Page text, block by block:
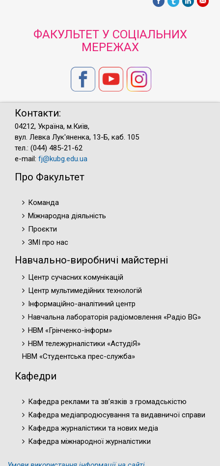
ФАКУЛЬТЕТ У СОЦІАЛЬНИХ
МЕРЕЖАХ
Контакти:
04212, Україна, м.Київ,
вул. Левка Лук'яненка, 13-Б, каб. 105
тел.: (044) 485-21-62
e-mail: fj@kubg.edu.ua
Про Факультет
Команда
Міжнародна діяльність
Проєкти
ЗМІ про нас
Навчально-виробничі майстерні
Центр сучасних комунікацій
Центр мультимедійних технологій
Інформаційно-аналітиний центр
Навчальна лабораторія радіомовлення «Радіо BG»
НВМ «Грінченко-інформ»
НВМ тележурналістики «АстудіЯ»
НВМ «Студентська прес-служба»
Кафедри
Кафедра реклами та зв’язків з громадськістю
Кафедра медіапродюсування та видавничої справи
Кафедра журналістики та нових медіа
Кафедра міжнародної журналістики